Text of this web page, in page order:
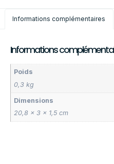
Informations complémentaires
Informations
Poids
0,3 kg
Dimensions
20,8 × 3 × 1,5 cm